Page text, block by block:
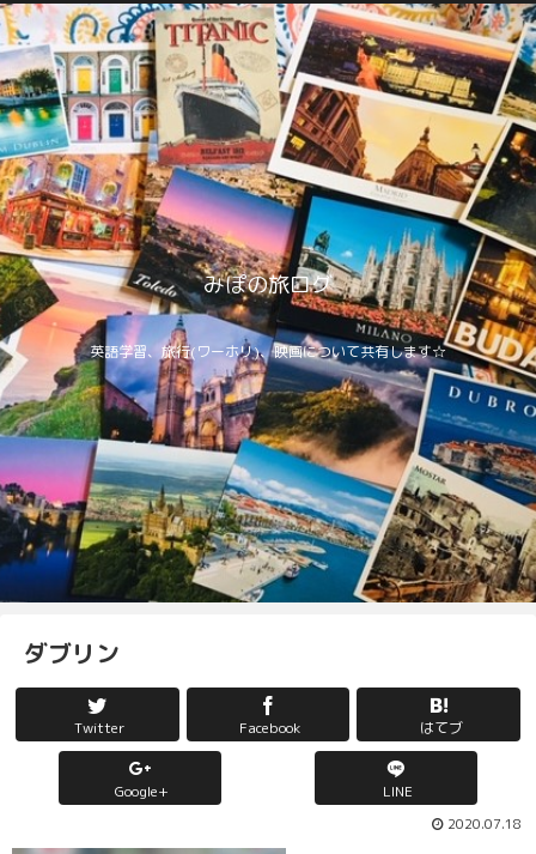
みぽの旅ログ
英語学習、旅行(ワーホリ)、映画について共有します☆
ダブリン
Twitter Facebook はてブ
Google+ LINE
2020.07.18